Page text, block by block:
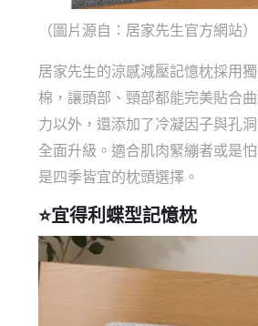
（圖片源自：居家先生官方網站）
居家先生的涼感減壓記憶枕採用
棉，讓頭部、頸部都能完美貼合
力以外，還添加了冷凝因子與孔
全面升級。適合肌肉緊繃者或是
是四季皆宜的枕頭選擇。
⭐宜得利蝶型記憶枕